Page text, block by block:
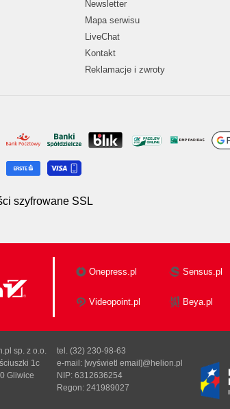
Newsletter
Mapa serwisu
LiveChat
Kontakt
Reklamacje i zwroty
szyfrowane SSL
Onepress.pl Sensus.pl
Videopoint.pl Beya.pl
sp. z o.o.
1c
Gliwice
tel. (32) 230-98-63
e-mail: [wyświetl email]@helion.pl
NIP: 6312636254
Regon: 241989027